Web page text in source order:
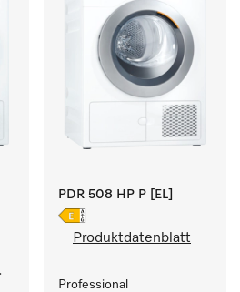
PDR 508 HP P [EL]
Produktdatenblatt
Professional